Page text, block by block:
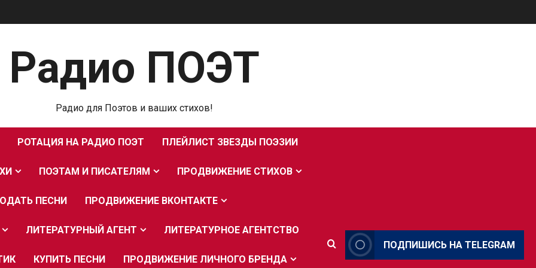
Радио ПОЭТ
Радио для Поэтов и ваших стихов!
РОТАЦИЯ НА РАДИО ПОЭТ ПЛЕЙЛИСТ ЗВЕЗДЫ ПОЭЗИИ
ПОЭТАМ И ПИСАТЕЛЯМ ПРОДВИЖЕНИЕ СТИХОВ
ПЕСНИ ПРОДВИЖЕНИЕ ВКОНТАКТЕ
ЛИТЕРАТУРНЫЙ АГЕНТ ЛИТЕРАТУРНОЕ АГЕНТСТВО
КУПИТЬ ПЕСНИ ПРОДВИЖЕНИЕ ЛИЧНОГО БРЕНДА
ПОДПИШИСЬ НА TELEGRAM